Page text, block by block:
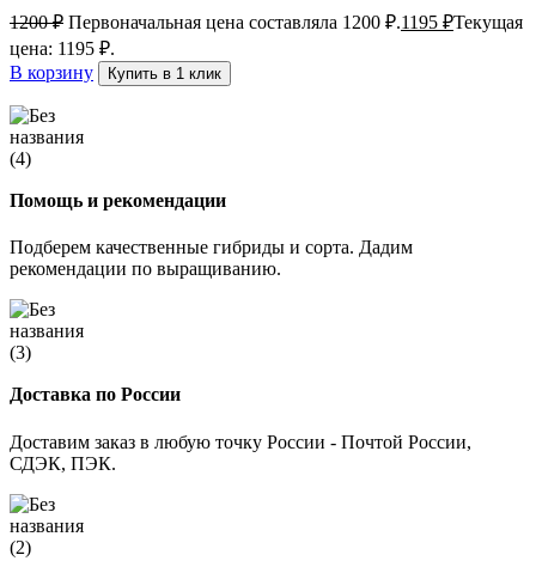
1200₽ Первоначальная цена составляла 1200 ₽.1195 ₽Текущая
цена: 1195 ₽.
В корзину
Купить в 1 клик
Помощь и рекомендации
Подберем качественные гибриды и сорта. Дадим
рекомендации по выращиванию.
Доставка по России
Доставим заказ в любую точку России - Почтой России,
СДЭК, ПЭК.